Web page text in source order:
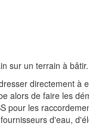
sur un terrain à
directement à
alors de faire les
pour les
d'eau,